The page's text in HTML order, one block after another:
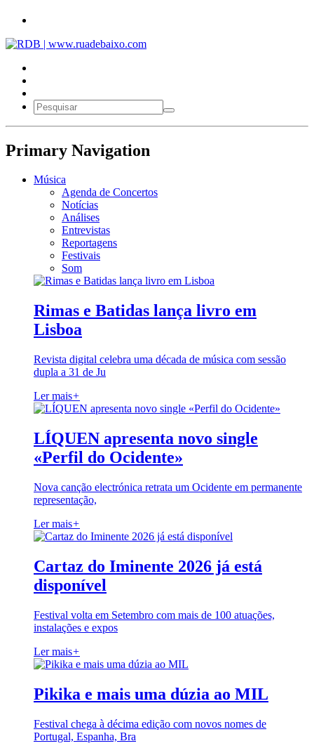
Primary Navigation
Música
Agenda de Concertos
Notícias
Análises
Entrevistas
Reportagens
Festivais
Som
Rimas e Batidas lança livro em
Lisboa
Revista digital celebra uma década de música com sessão
dupla a 31 de Ju
Ler mais+
LÍQUEN apresenta novo single
«Perfil do Ocidente»
Nova canção electrónica retrata um Ocidente em permanente
representação,
Ler mais+
Cartaz do Iminente 2026 já está
disponível
Festival volta em Setembro com mais de 100 atuações,
instalações e expos
Ler mais+
Pikika e mais uma dúzia ao MIL
Festival chega à décima edição com novos nomes de
Portugal, Espanha, Bra